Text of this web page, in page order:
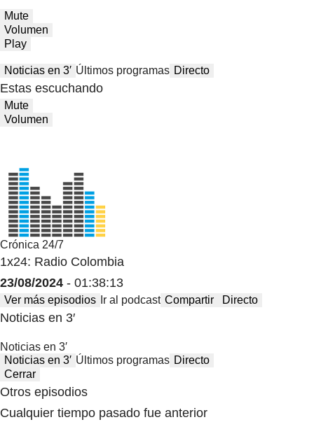
Mute
Volumen
Play
Noticias en 3′ Últimos programas Directo
Estas escuchando
Mute
Volumen
Crónica 24/7
1x24: Radio Colombia
23/08/2024 - 01:38:13
Ver más episodios Ir al podcast Compartir Directo
Noticias en 3′
Noticias en 3′
Noticias en 3′ Últimos programas Directo
Cerrar
Otros episodios
Cualquier tiempo pasado fue anterior